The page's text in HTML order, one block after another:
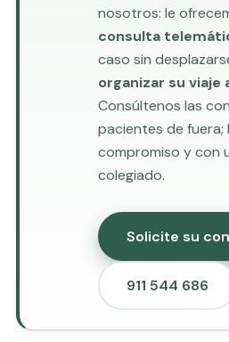
nosotros: le
consulta
caso sin
organizar su viaje
Consúltenos las
pacientes de fuera;
compromiso y con
colegiado.
Solicite su
911 544 686